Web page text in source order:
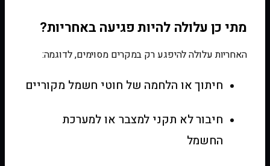
מתי כן עלולה להיות פגיעה באחריות?
האחריות עלולה להיפגע רק במקרים מסוימים, לדוגמה:
חיתוך או הלחמה של חוטי חשמל מקוריים
חיבור לא תקני למצבר או למערכת
החשמל